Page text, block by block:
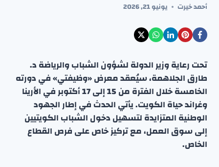
أحمد خيرت يونيو 21, 2026
تحت رعاية وزير الدولة لشؤون الشباب والرياضة د.
طارق الجلاهمة، سيُعقد معرض «وظيفتي» في دورته
الخامسة خلال الفترة من 15 إلى 17 أكتوبر في الأرينا
وغراند حياة الكويت. يأتي الحدث في إطار الجهود
الوطنية المتزايدة لتسهيل دخول الشباب الكويتيين
إلى سوق العمل، مع تركيز خاص على فرص القطاع
الخاص.